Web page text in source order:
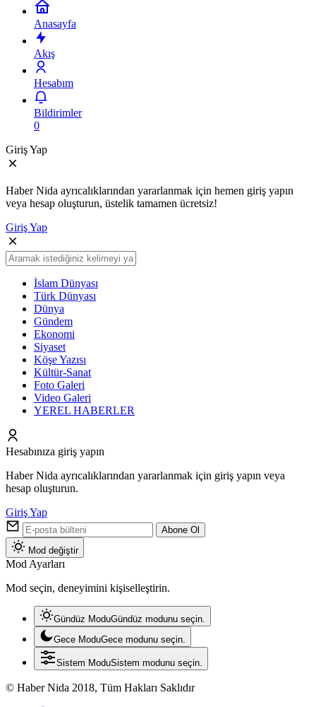
Anasayfa
Akış
Hesabım
Bildirimler
0
Giriş Yap
Haber Nida ayrıcalıklarından yararlanmak için hemen giriş yapın
veya hesap oluşturun, üstelik tamamen ücretsiz!
Giriş Yap
İslam Dünyası
Türk Dünyası
Dünya
Gündem
Ekonomi
Siyaset
Köşe Yazısı
Kültür-Sanat
Foto Galeri
Video Galeri
YEREL HABERLER
Hesabınıza giriş yapın
Haber Nida ayrıcalıklarından yararlanmak için giriş yapın veya
hesap oluşturun.
Giriş Yap
Abone Ol
Mod değiştir
Mod Ayarları
Mod seçin, deneyimini kişiselleştirin.
Gündüz ModuGündüz modunu seçin.
Gece ModuGece modunu seçin.
Sistem ModuSistem modunu seçin.
© Haber Nida 2018, Tüm Hakları Saklıdır